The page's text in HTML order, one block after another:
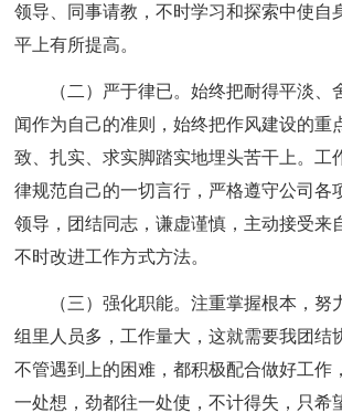
领导、同事请教，不时学习和探索中使自
平上有所提高。
（二）严于律已。始终把耐得平淡、
闻作为自己的准则，始终把作风建设的重
致、扎实、求实脚踏实地埋头苦干上。工
律规范自己的一切言行，严格遵守公司各
领导，团结同志，谦虚谨慎，主动接受来
不时改进工作方式方法。
（三）强化职能。注重掌握根本，努
组里人员多，工作量大，这就需要我团结
不管遇到上的困难，都积极配合做好工作
一处想，劲都往一处使，不计得失，只希